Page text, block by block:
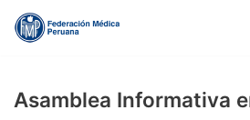
contenido
Asamblea Informativa